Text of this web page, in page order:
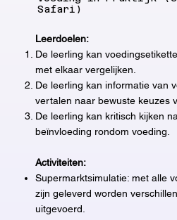
Safari)
Leerdoelen:
De leerling kan
met elkaar vergelijken.
De leerling kan informatie van
vertalen naar bewuste keuzes
De leerling kan kritisch kijken
beïnvloeding rondom voeding.
Activiteiten:
Supermarktsimulatie: met alle
zijn geleverd worden
uitgevoerd.